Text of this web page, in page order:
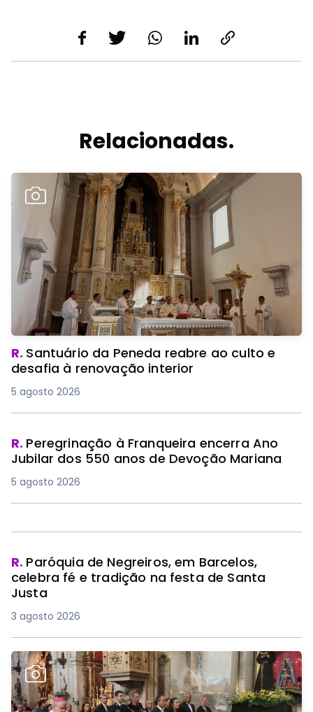
Relacionadas.
R. Santuário da Peneda reabre ao culto e
desafia à renovação interior
5 agosto 2026
R. Peregrinação à Franqueira encerra Ano
Jubilar dos 550 anos de Devoção Mariana
5 agosto 2026
R. Paróquia de Negreiros, em Barcelos,
celebra fé e tradição na festa de Santa
Justa
3 agosto 2026